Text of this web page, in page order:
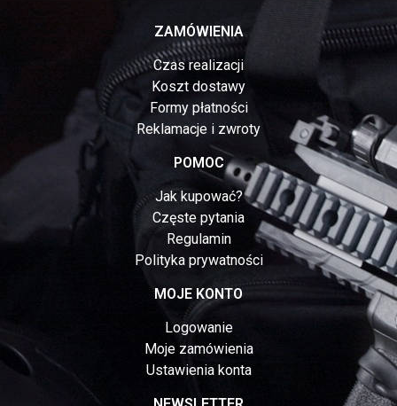
ZAMÓWIENIA
Czas realizacji
Koszt dostawy
Formy płatności
Reklamacje i zwroty
POMOC
Jak kupować?
Częste pytania
Regulamin
Polityka prywatności
MOJE KONTO
Logowanie
Moje zamówienia
Ustawienia konta